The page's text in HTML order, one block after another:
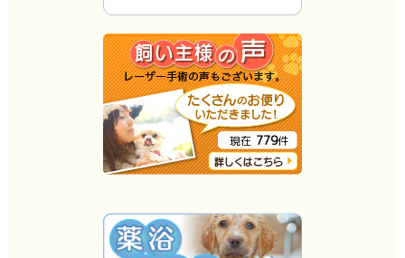
現在 779件